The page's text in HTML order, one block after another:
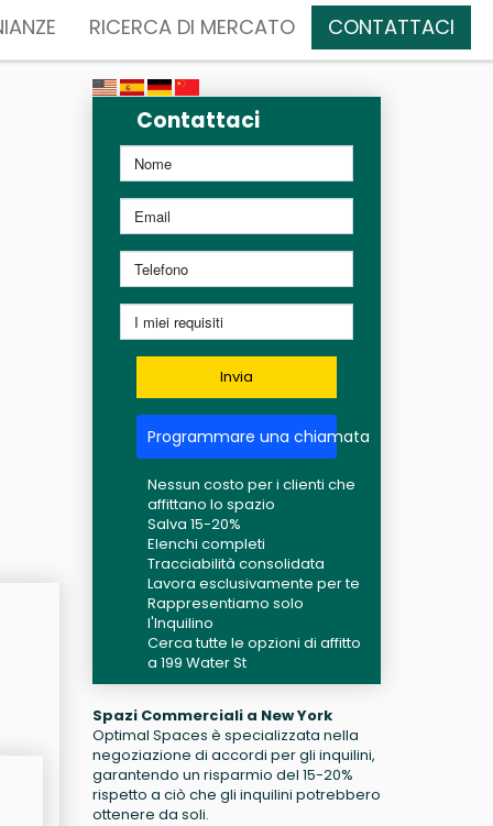
RICERCA DI MERCATO CONTATTACI
Contattaci
Invia
Programmare una chiamata
Nessun costo per i clienti che
affittano lo spazio
Salva 15-20%
Elenchi completi
Tracciabilità consolidata
Lavora esclusivamente per te
Rappresentiamo solo
l'Inquilino
Cerca tutte le opzioni di affitto
a 199 Water St
Spazi Commerciali a New York
Optimal Spaces è specializzata nella
negoziazione di accordi per gli inquilini,
garantendo un risparmio del 15-20%
rispetto a ciò che gli inquilini potrebbero
ottenere da soli.